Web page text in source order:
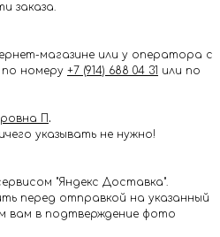
заказа.
магазине или у оператора с
по номеру +7 (914) 688 04 31 или по
П .
указывать не нужно!
"Яндекс Доставка".
перед отправкой на указанный
вам в подтверждение фото